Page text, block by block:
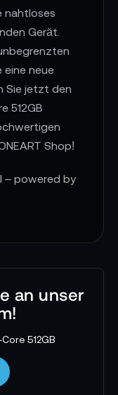
nahtloses
Gerät.
eine neue
Sie jetzt den
512GB
Shop!
– powered by
an unser
512GB